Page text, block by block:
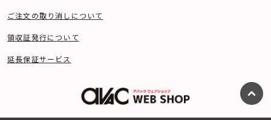
ご注文の取り消しについて
領収証発行について
延長保証サービス